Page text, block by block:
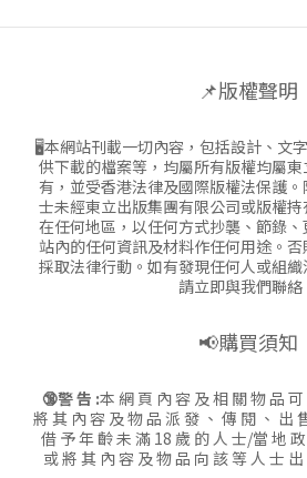
📌版權聲明
🖥本網站刊載一切內容，包括設計、文
供下載的檔案等，均屬所有版權均屬
有，並受香港法律及國際版權法保護
士未經東立出版集團有限公司或版權
在任何地區，以任何方式抄襲、節錄
站內的任何資訊及材料作任何用途。
採取法律行動。如有發現任何人或組織
請立即與我們聯絡
📢購買須知
🔞警 告 :本 網 頁 內 容 及 相 關 物 品
將 其 內 容 及 物 品 派 發 、 傳 閱 、 出
借 予 年 齡 未 滿 18 歲 的 人 士/當 地
或 將 其 內 容 及 物 品 向 該 等 人 士